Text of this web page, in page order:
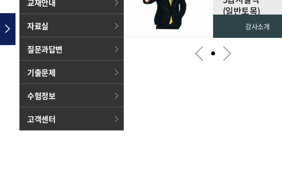
자료실
질문과답변
기출문제
수험정보
고객센터
(일반토목)
토목(산업)기사
강사소개
측량
토